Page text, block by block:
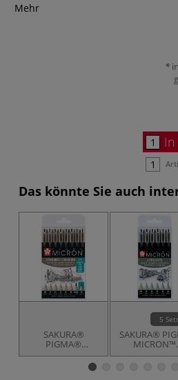
Mehr
Das könnte Sie auch
SAKURA®
PIGMA®
MICRON™
Fineliner-Set +
Everyday Pen
5 Sets
SAKURA®
MICRON™
Fineliner-